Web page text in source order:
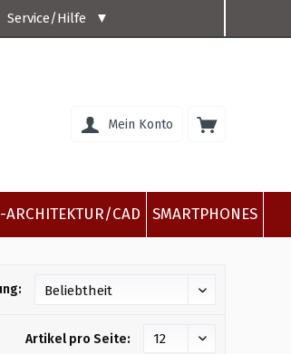
Service/Hilfe ▼
Mein Konto
ARCHITEKTUR/CAD SMARTPHONES
Artikel pro Seite: